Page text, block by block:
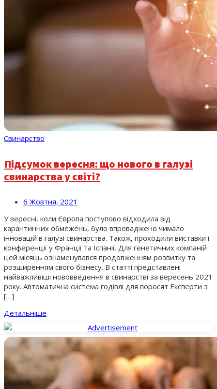
Свинарство
Підсумок вересня: що нового в галузі
свинарства у світі?
6 Жовтня, 2021
У вересні, коли Європа поступово відходила від
карантинних обмежень, було впроваджено чимало
інновацій в галузі свинарства. Також, проходили виставки і
конференції у Франції та Іспанії. Для генетичних компаній
цей місяць ознаменувався продовженням розвитку та
розширенням свого бізнесу. В статті представлені
найважливіші нововведення в свинарстві за вересень 2021
року. Автоматична система годівлі для поросят Експерти з
[…]
Детальніше